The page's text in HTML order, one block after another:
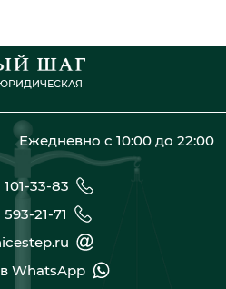
Ежедневно с 10:00 до 22:00
33-83
21-71
WhatsApp